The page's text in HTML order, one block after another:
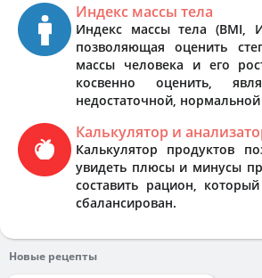
Индекс массы тела
Индекс массы тела (BMI,
позволяющая оценить
массы человека и его
косвенно оценить,
недостаточной,
Калькулятор и
Калькулятор продуктов
увидеть плюсы и минусы
составить рацион,
сбалансирован.
Новые рецепты